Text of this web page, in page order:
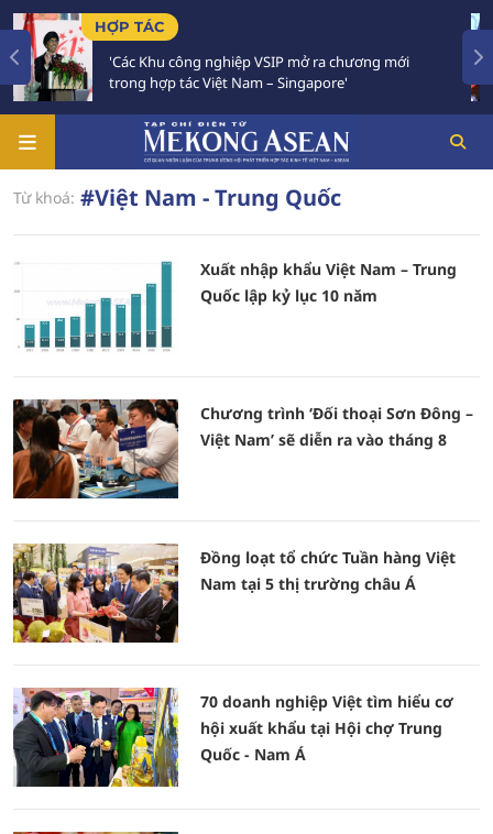
HỢP TÁC
'Các Khu công nghiệp VSIP mở ra chương mới
trong hợp tác Việt Nam – Singapore'
Từ khoá: #Việt Nam - Trung Quốc
Xuất nhập khẩu Việt Nam – Trung
Quốc lập kỷ lục 10 năm
Chương trình ‘Đối thoại Sơn Đông –
Việt Nam’ sẽ diễn ra vào tháng 8
Đồng loạt tổ chức Tuần hàng Việt
Nam tại 5 thị trường châu Á
70 doanh nghiệp Việt tìm hiểu cơ
hội xuất khẩu tại Hội chợ Trung
Quốc - Nam Á